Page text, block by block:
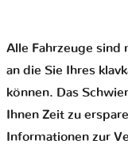
Alle Fahrzeuge sind
an die Sie Ihres
können. Das
Ihnen Zeit zu
Informationen zur